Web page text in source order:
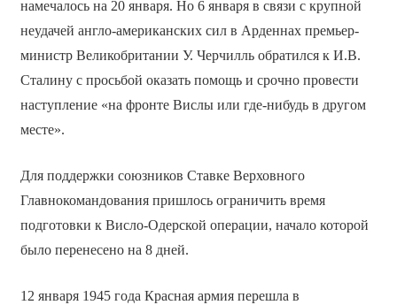
намечалось на 20 января. Но 6 января в связи с крупной
неудачей англо-американских сил в Арденнах премьер-
министр Великобритании У. Черчилль обратился к И.В.
Сталину с просьбой оказать помощь и срочно провести
наступление «на фронте Вислы или где-нибудь в другом
месте».
Для поддержки союзников Ставке Верховного
Главнокомандования пришлось ограничить время
подготовки к Висло-Одерской операции, начало которой
было перенесено на 8 дней.
12 января 1945 года Красная армия перешла в